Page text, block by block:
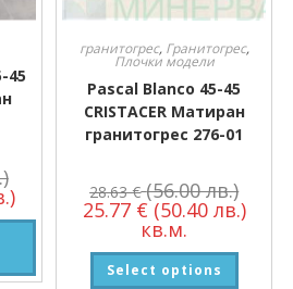
45
гранитогрес, Гранитогрес,
Плочки модели
Pascal Blanco 45-45
CRISTACER Матиран
гранитогрес 276-01
28.63€ (56.00 лв.)
25.77 € (50.40 лв.)
кв.м.
Select options